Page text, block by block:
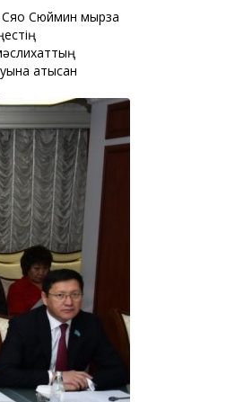
Сяо Сюймин мырза
қатысқан